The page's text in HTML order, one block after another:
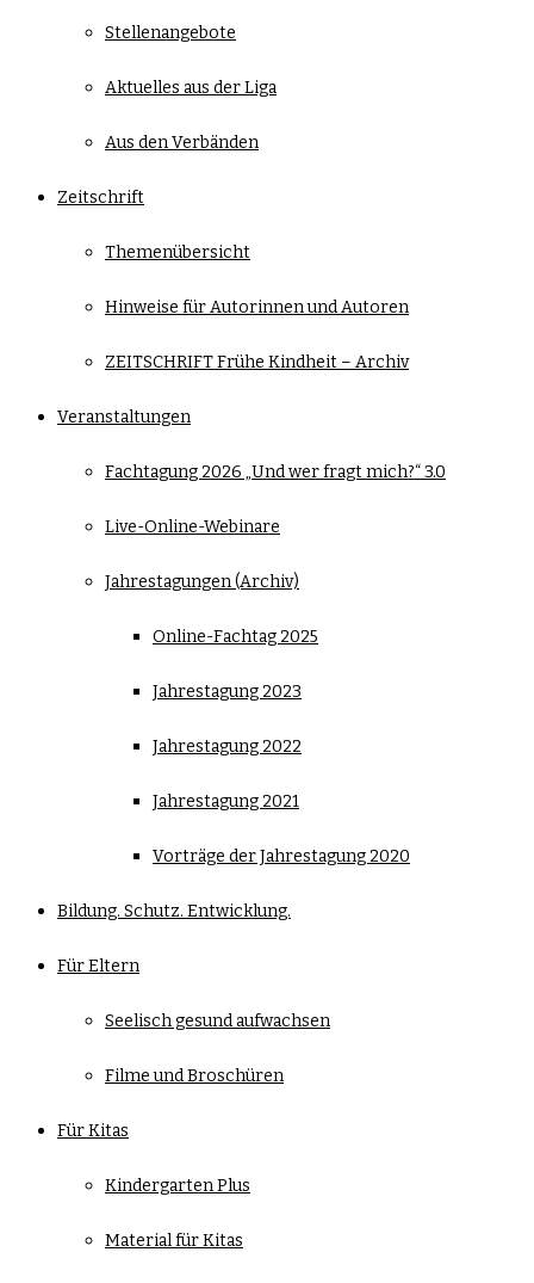
Stellenangebote
Aktuelles aus der Liga
Aus den Verbänden
Zeitschrift
Themenübersicht
Hinweise für Autorinnen und Autoren
ZEITSCHRIFT Frühe Kindheit – Archiv
Veranstaltungen
Fachtagung 2026 „Und wer fragt mich?“ 3.0
Live-Online-Webinare
Jahrestagungen (Archiv)
Online-Fachtag 2025
Jahrestagung 2023
Jahrestagung 2022
Jahrestagung 2021
Vorträge der Jahrestagung 2020
Bildung. Schutz. Entwicklung.
Für Eltern
Seelisch gesund aufwachsen
Filme und Broschüren
Für Kitas
Kindergarten Plus
Material für Kitas